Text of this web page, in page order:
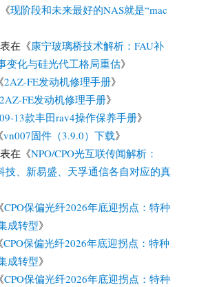
现阶段和未来最好的NAS就是“mac
在《康宁玻璃桥技术解析：FAU补
变化与硅光代工格局重估》
2AZ-FE发动机修理手册》
2AZ-FE发动机修理手册》
09-13款丰田rav4操作保养手册》
vn007固件（3.9.0）下载》
在《NPO/CPO光互联传闻解析：
技、新易盛、天孚通信各自对应的真
CPO保偏光纤2026年底迎拐点：特种
成转型》
CPO保偏光纤2026年底迎拐点：特种
成转型》
CPO保偏光纤2026年底迎拐点：特种